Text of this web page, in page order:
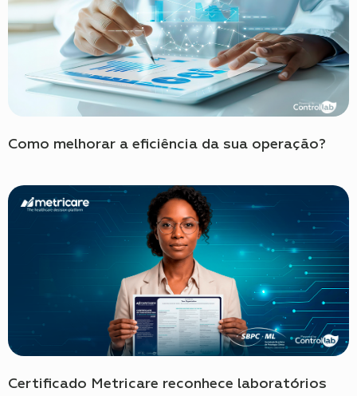
Como melhorar a eficiência da sua operação?
Certificado Metricare reconhece laboratórios